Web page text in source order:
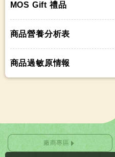
MOS Gift 禮品
商品營養分析表
商品過敏原情報
廠商專區